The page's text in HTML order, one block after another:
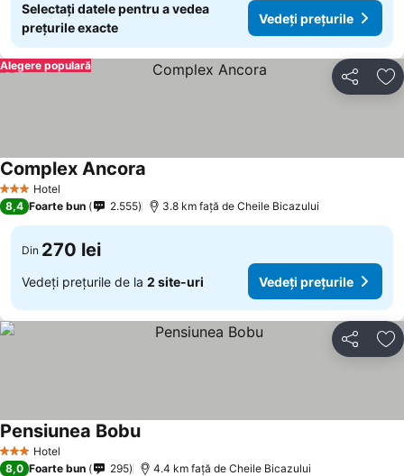
Selectați datele pentru a vedea
prețurile exacte
Vedeți prețurile
Distribuiți
Alegere populară
3 SteleHotel
Complex Ancora
8,4 Foarte bun 2.555 3.8 km faţă de Cheile Bicazului
Din 270 lei
Vedeți prețurile de la 2 site-uri Vedeți prețurile
Distribuiți
3 SteleHotel
Pensiunea BobuVedeți prețurile
8,0 Foarte bun 295 4.4 km faţă de Cheile Bicazului